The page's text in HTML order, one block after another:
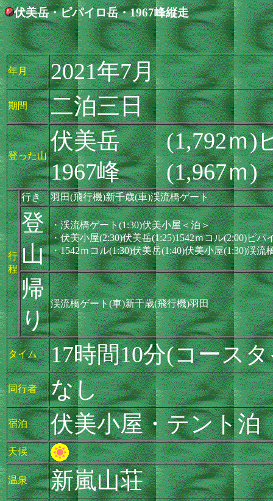
伏美岳・ピパイロ岳・1967峰縦走
年月 2021年7月
期間 二泊三日
登った山
伏美岳 (1,792ｍ)ピ
1967峰 (1,967ｍ)
行
程
行き 羽田(飛行機)新千歳(車)渓流橋ゲート
登
山
・渓流橋ゲート(1:30)伏美小屋＜泊＞
・伏美小屋(2:30)伏美岳(1:25)1542ｍコル(2:00)ピパ
・1542ｍコル(1:30)伏美岳(1:40)伏美小屋(1:30)渓流
帰
り
渓流橋ゲート(車)新千歳(飛行機)羽田
タイム 17時間10分(コース
同行者 なし
宿泊 伏美小屋・テント泊
天候
温泉 新嵐山荘